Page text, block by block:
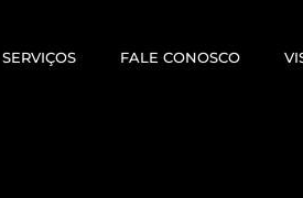
SERVIÇOS FALE CONOSCO